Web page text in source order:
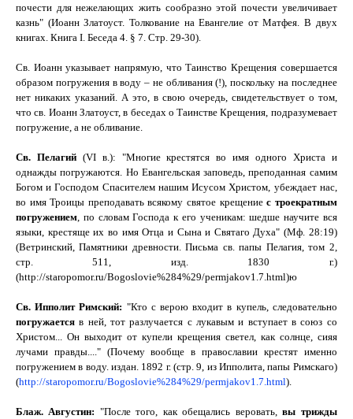
почести для нежелающих жить сообразно этой почести увеличивает
казнь" (Иоанн Златоуст. Толкование на Евангелие от Матфея. В двух
книгах. Книга I . Беседа 4. § 7. Стр. 29-30).
Св. Иоанн указывает напрямую, что Таинство Крещения совершается
образом погружения в воду – не обливания (!), поскольку на последнее
нет никаких указаний. А это, в свою очередь, свидетельствует о том,
что св. Иоанн Златоуст, в беседах о Таинстве Крещения, подразумевает
погружение, а не обливание.
Св. Пелагий (VI в.): "Многие крестятся во имя одного Христа и
однажды погружаются. Но Евангельская заповедь, преподанная самим
Богом и Господом Спасителем нашим Исусом Христом, убеждает нас,
во имя Троицы преподавать всякому святое крещениес троекратным
погружением , по словам Господа к его ученикам: шедше научите вся
языки, крестяще их во имя Отца и Сына и Святаго Духа" (Мф. 28:19)
(Ветринский, Памятники древности. Письма св. папы Пелагия, том 2,
стр. 511, изд. 1830 г.)
(http://staropomor.ru/Bogoslovie%284%29/permjakov1.7.html)ю
Св. Ипполит Римский: "Кто с верою входит в купель, следовательно
погружается в ней, тот разлучается с лукавым и вступает в союз со
Христом... Он выходит от купели крещения светел, как солнце, сияя
лучами правды...." (Почему вообще в православии крестят именно
погружением в воду. издан. 1892 г. (стр. 9, из Ипполита, папы Римскаго)
(http://staropomor.ru/Bogoslovie%284%29/permjakov1.7.html).
Блаж. Августин: "После того, как обещались веровать,вы трижды